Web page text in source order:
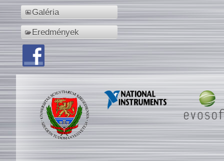
Galéria
Eredmények